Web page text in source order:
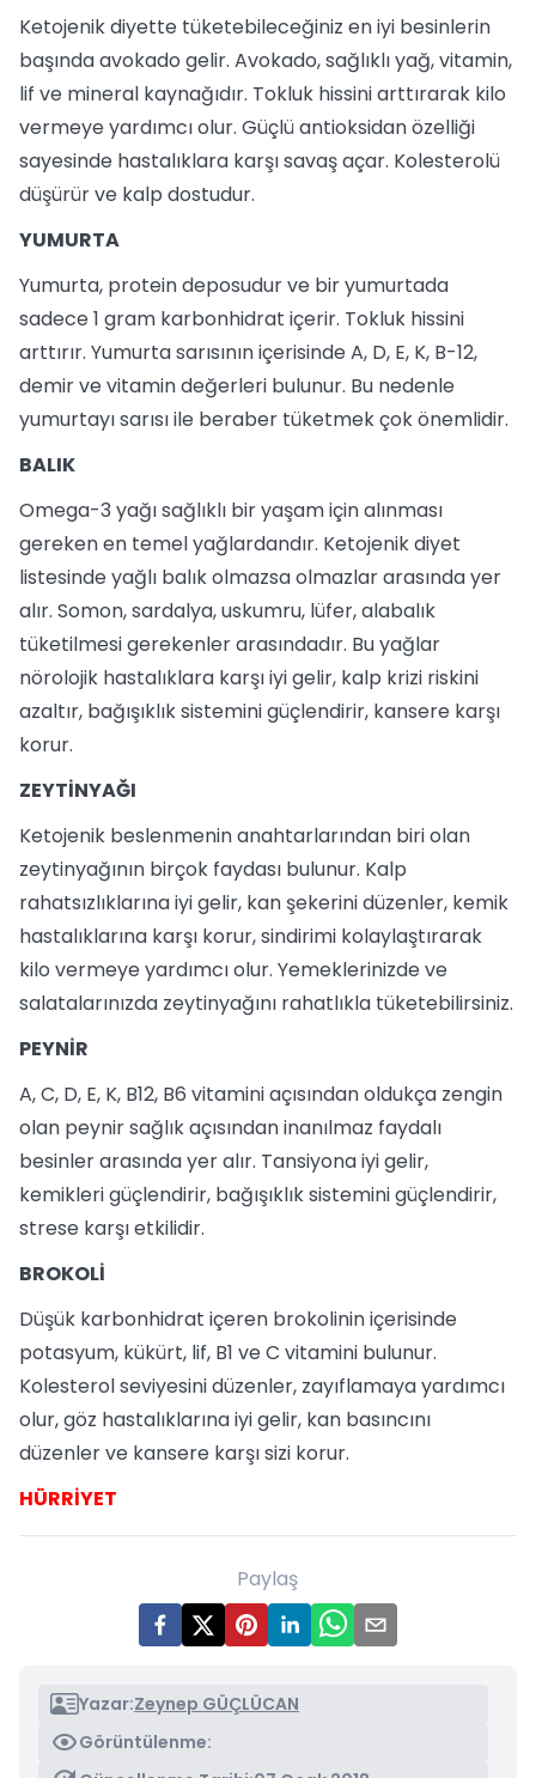
Ketojenik diyette tüketebileceğiniz en iyi besinlerin
başında avokado gelir. Avokado, sağlıklı yağ, vitamin,
lif ve mineral kaynağıdır. Tokluk hissini arttırarak kilo
vermeye yardımcı olur. Güçlü antioksidan özelliği
sayesinde hastalıklara karşı savaş açar. Kolesterolü
düşürür ve kalp dostudur.
YUMURTA
Yumurta, protein deposudur ve bir yumurtada
sadece 1 gram karbonhidrat içerir. Tokluk hissini
arttırır. Yumurta sarısının içerisinde A, D, E, K, B-12,
demir ve vitamin değerleri bulunur. Bu nedenle
yumurtayı sarısı ile beraber tüketmek çok önemlidir.
BALIK
Omega-3 yağı sağlıklı bir yaşam için alınması
gereken en temel yağlardandır. Ketojenik diyet
listesinde yağlı balık olmazsa olmazlar arasında yer
alır. Somon, sardalya, uskumru, lüfer, alabalık
tüketilmesi gerekenler arasındadır. Bu yağlar
nörolojik hastalıklara karşı iyi gelir, kalp krizi riskini
azaltır, bağışıklık sistemini güçlendirir, kansere karşı
korur.
ZEYTİNYAĞI
Ketojenik beslenmenin anahtarlarından biri olan
zeytinyağının birçok faydası bulunur. Kalp
rahatsızlıklarına iyi gelir, kan şekerini düzenler, kemik
hastalıklarına karşı korur, sindirimi kolaylaştırarak
kilo vermeye yardımcı olur. Yemeklerinizde ve
salatalarınızda zeytinyağını rahatlıkla tüketebilirsiniz.
PEYNİR
A, C, D, E, K, B12, B6 vitamini açısından oldukça zengin
olan peynir sağlık açısından inanılmaz faydalı
besinler arasında yer alır. Tansiyona iyi gelir,
kemikleri güçlendirir, bağışıklık sistemini güçlendirir,
strese karşı etkilidir.
BROKOLİ
Düşük karbonhidrat içeren brokolinin içerisinde
potasyum, kükürt, lif, B1 ve C vitamini bulunur.
Kolesterol seviyesini düzenler, zayıflamaya yardımcı
olur, göz hastalıklarına iyi gelir, kan basıncını
düzenler ve kansere karşı sizi korur.
HÜRRİYET
Paylaş
Yazar:Zeynep GÜÇLÜCAN
Görüntülenme: